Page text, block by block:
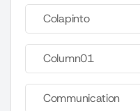
Colapinto
Column01
Communication